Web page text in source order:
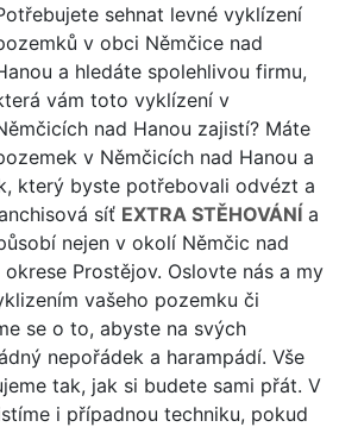
sehnat levné vyklízení
v obci Němčice nad
a hledáte spolehlivou firmu,
vám toto vyklízení v
nad Hanou zajistí? Máte
v Němčicích nad Hanou a
který byste potřebovali odvézt a
síť EXTRA STĚHOVÁNÍ a
nejen v okolí Němčic nad
Prostějov. Oslovte nás a my
vašeho pozemku či
se o to, abyste na svých
nepořádek a harampádí. Vše
tak, jak si budete sami přát. V
i případnou techniku, pokud